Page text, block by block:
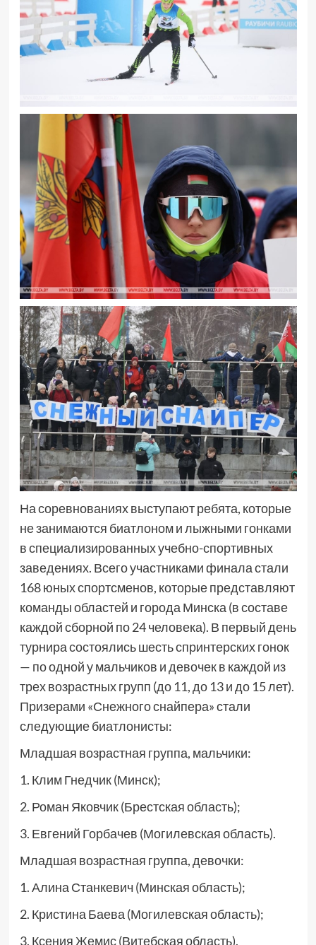
На соревнованиях выступают ребята, которые
не занимаются биатлоном и лыжными гонками
в специализированных учебно-спортивных
заведениях. Всего участниками финала стали
168 юных спортсменов, которые представляют
команды областей и города Минска (в составе
каждой сборной по 24 человека). В первый день
турнира состоялись шесть спринтерских гонок
— по одной у мальчиков и девочек в каждой из
трех возрастных групп (до 11, до 13 и до 15 лет).
Призерами «Снежного снайпера» стали
следующие биатлонисты:
Младшая возрастная группа, мальчики:
1. Клим Гнедчик (Минск);
2. Роман Яковчик (Брестская область);
3. Евгений Горбачев (Могилевская область).
Младшая возрастная группа, девочки:
1. Алина Станкевич (Минская область);
2. Кристина Баева (Могилевская область);
3. Ксения Жемис (Витебская область).